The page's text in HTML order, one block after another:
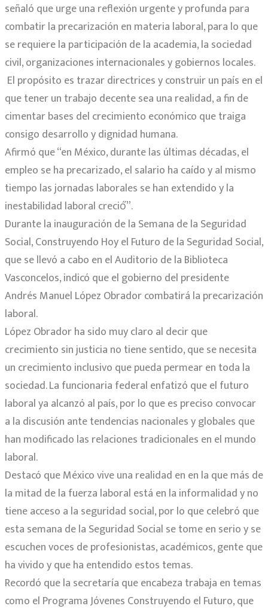
señaló que urge una reflexión urgente y profunda para
combatir la precarización en materia laboral, para lo que
se requiere la participación de la academia, la sociedad
civil, organizaciones internacionales y gobiernos locales.
El propósito es trazar directrices y construir un país en el
que tener un trabajo decente sea una realidad, a fin de
cimentar bases del crecimiento económico que traiga
consigo desarrollo y dignidad humana.
Afirmó que “en México, durante las últimas décadas, el
empleo se ha precarizado, el salario ha caído y al mismo
tiempo las jornadas laborales se han extendido y la
inestabilidad laboral creció́”.
Durante la inauguración de la Semana de la Seguridad
Social, Construyendo Hoy el Futuro de la Seguridad Social,
que se llevó a cabo en el Auditorio de la Biblioteca
Vasconcelos, indicó que el gobierno del presidente
Andrés Manuel López Obrador combatirá la precarización
laboral.
López Obrador ha sido muy claro al decir que
crecimiento sin justicia no tiene sentido, que se necesita
un crecimiento inclusivo que pueda permear en toda la
sociedad. La funcionaria federal enfatizó que el futuro
laboral ya alcanzó al país, por lo que es preciso convocar
a la discusión ante tendencias nacionales y globales que
han modificado las relaciones tradicionales en el mundo
laboral.
Destacó que México vive una realidad en en la que más de
la mitad de la fuerza laboral está en la informalidad y no
tiene acceso a la seguridad social, por lo que celebró que
esta semana de la Seguridad Social se tome en serio y se
escuchen voces de profesionistas, académicos, gente que
ha vivido y que ha entendido estos temas.
Recordó que la secretaría que encabeza trabaja en temas
como el Programa Jóvenes Construyendo el Futuro, que